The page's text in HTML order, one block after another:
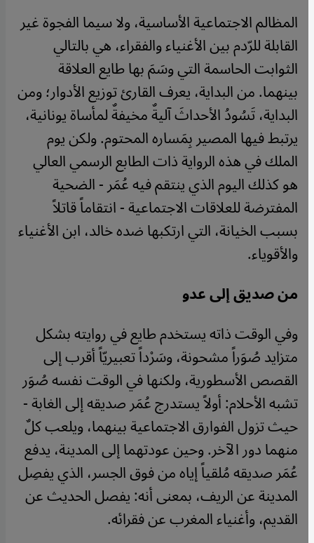
المظالم الاجتماعية الأساسية، ولا سيما الفجوة غير
القابلة للرّدم بين الأغنياء والفقراء، هي بالتالي
الثوابت الحاسمة التي وسَمَ بها طايع العلاقة
بينهما. من البداية، يعرف القارئ توزيع الأدوار؛ ومن
البداية، تَسُودُ الأحداثَ آليةٌ مخيفةٌ لمأساة يونانية،
يرتبط فيها المصير بِمَساره المحتوم. ولكن يوم
الملك في هذه الرواية ذات الطابع الرسمي العالي
هو كذلك اليوم الذي ينتقم فيه عُمَر - الضحية
المفترضة للعلاقات الاجتماعية - انتقاماً قاتلاً
بسبب الخيانة، التي ارتكبها ضده خالد، ابن الأغنياء
والأقوياء.
من صديق إلى عدو
وفي الوقت ذاته يستخدم طايع في روايته بشكل
متزايد صُوَراً مشحونة، وسَرْداً تعبيريّاً أقرب إلى
القصص الأسطورية، ولكنها في الوقت نفسه صُوَر
تشبه الأحلام: أولاً يستدرج عُمَر صديقه إلى الغابة -
حيث تزول الفوارق الاجتماعية بينهما، ويلعب كلٌ
منهما دور الآخر. وحين عودتهما إلى المدينة، يدفع
عُمَر صديقه مُلقياً إياه من فوق الجسر، الذي يفصِل
المدينة عن الريف، بمعنى أنه: يفصل الحديث عن
القديم، وأغنياء المغرب عن فقرائه.